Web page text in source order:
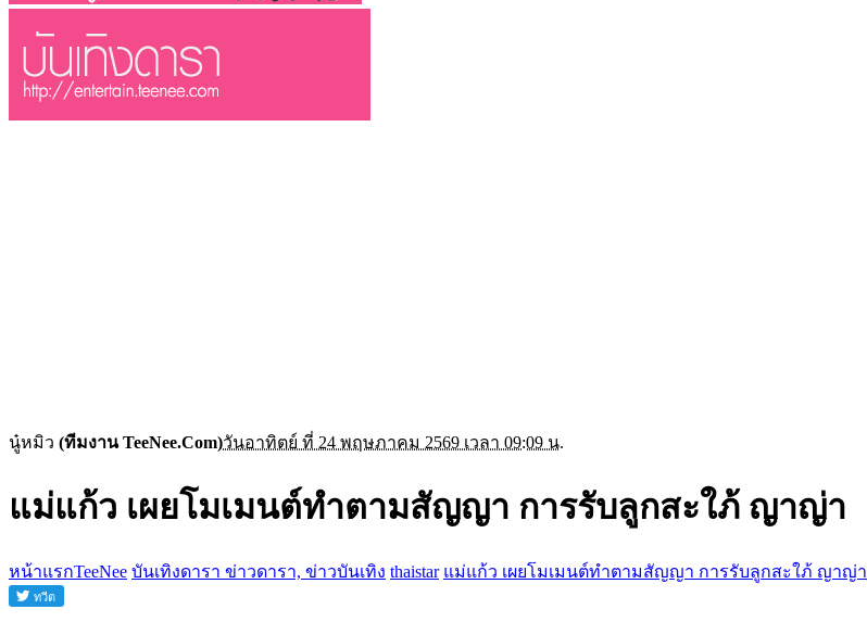
นู๋หมิว (ทีมงาน TeeNee.Com)วันอาทิตย์ ที่ 24 พฤษภาคม 2569 เวลา 09:09 น.
แม่แก้ว เผยโมเมนต์ทำตามสัญญา การรับลูกสะใภ้ ญาญ่า
หน้าแรกTeeNee บันเทิงดารา ข่าวดารา, ข่าวบันเทิง thaistar แม่แก้ว เผยโมเมนต์ทำตามสัญญา การรับลูกสะใภ้ ญาญ่า